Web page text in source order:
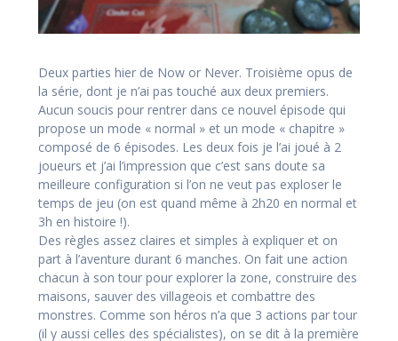
Deux parties hier de Now or Never. Troisième opus de
la série, dont je n’ai pas touché aux deux premiers.
Aucun soucis pour rentrer dans ce nouvel épisode qui
propose un mode « normal » et un mode « chapitre »
composé de 6 épisodes. Les deux fois je l’ai joué à 2
joueurs et j’ai l’impression que c’est sans doute sa
meilleure configuration si l’on ne veut pas exploser le
temps de jeu (on est quand même à 2h20 en normal et
3h en histoire !).
Des règles assez claires et simples à expliquer et on
part à l’aventure durant 6 manches. On fait une action
chacun à son tour pour explorer la zone, construire des
maisons, sauver des villageois et combattre des
monstres. Comme son héros n’a que 3 actions par tour
(il y aussi celles des spécialistes), on se dit à la première